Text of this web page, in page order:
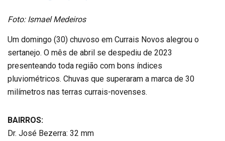
Foto: Ismael Medeiros
Um domingo (30) chuvoso em Currais Novos alegrou o
sertanejo. O mês de abril se despediu de 2023
presenteando toda região com bons índices
pluviométricos. Chuvas que superaram a marca de 30
milímetros nas terras currais-novenses.
BAIRROS:
Dr. José Bezerra: 32 mm